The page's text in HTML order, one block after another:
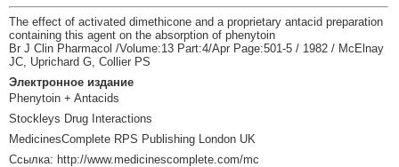
The effect of activated dimethicone and a proprietary antacid preparation
containing this agent on the absorption of phenytoin
Br J Clin Pharmacol /Volume:13 Part:4/Apr Page:501-5 / 1982 / McElnay
JC, Uprichard G, Collier PS
Электронное издание
Phenytoin + Antacids
Stockleys Drug Interactions
MedicinesComplete RPS Publishing London UK
Ссылка: http://www.medicinescomplete.com/mc